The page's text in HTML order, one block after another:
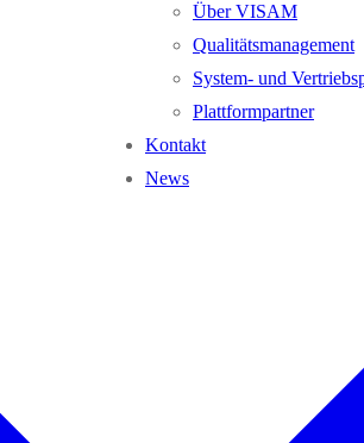
Über VISAM
Qualitätsmanagement
System- und
Plattformpartner
Kontakt
News